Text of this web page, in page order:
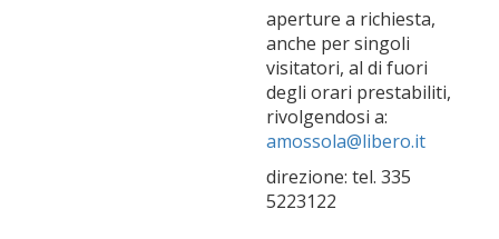
aperture a richiesta,
anche per singoli
visitatori, al di fuori
degli orari prestabiliti,
rivolgendosi a:
amossola@libero.it
direzione: tel. 335
5223122